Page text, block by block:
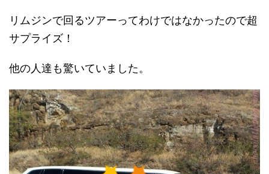
リムジンで回るツアーってわけではなかったので超
サプライズ！
他の人達も驚いていました。